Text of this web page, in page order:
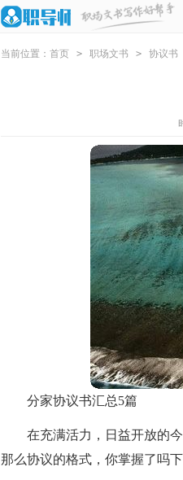
当前位置： 首页 > 职场文书 > 协议书
分家协议书汇总5篇
在充满活力，日益开放的
那么协议的格式，你掌握了吗